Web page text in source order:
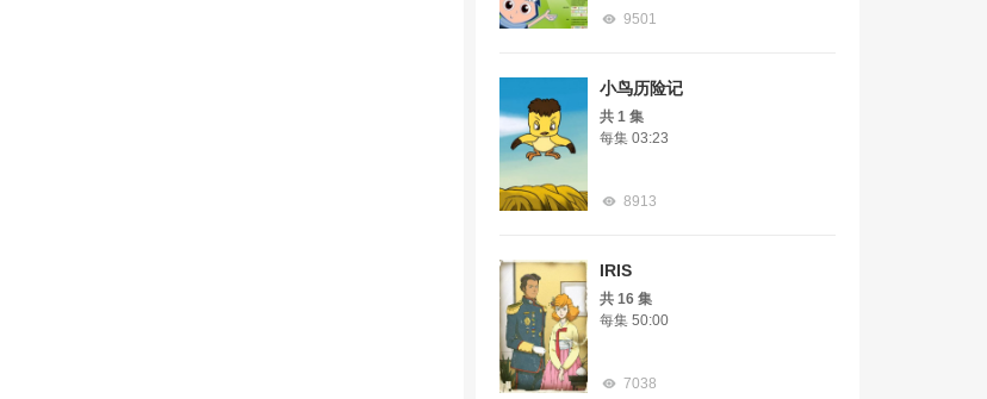
9501
小鸟历险记
共 1 集
每集 03:23
8913
IRIS
共 16 集
每集 50:00
7038